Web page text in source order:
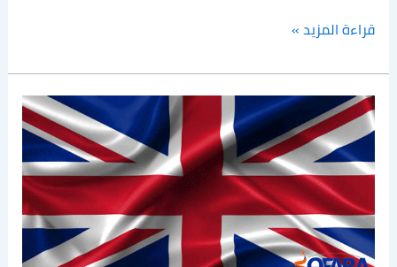
قراءة المزيد »
الدراسة
في
بريطانيا